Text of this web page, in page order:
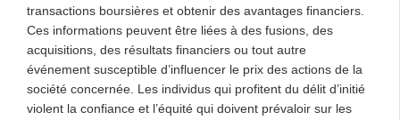
transactions boursières et obtenir des avantages financiers.
Ces informations peuvent être liées à des fusions, des
acquisitions, des résultats financiers ou tout autre
événement susceptible d’influencer le prix des actions de la
société concernée. Les individus qui profitent du délit d’initié
violent la confiance et l’équité qui doivent prévaloir sur les